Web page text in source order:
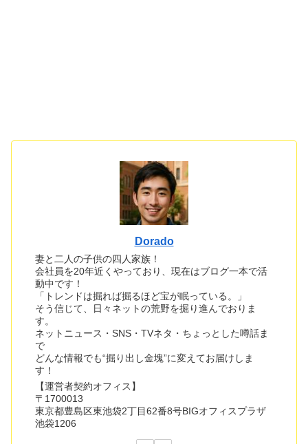
Dorado
妻と二人の子供の四人家族！
会社員を20年近くやっており、現在はブログ一本で活
動中です！
「トレンドは掘れば掘るほど宝が眠っている。」
そう信じて、日々ネットの荒野を掘り進んでおりま
す。
ネットニュース・SNS・TVネタ・ちょっとした噂話ま
で
どんな情報でも“掘り出し金塊”に変えてお届けしま
す！
【運営者契約オフィス】
〒1700013
東京都豊島区東池袋2丁目62番8号BIGオフィスプラザ
池袋1206